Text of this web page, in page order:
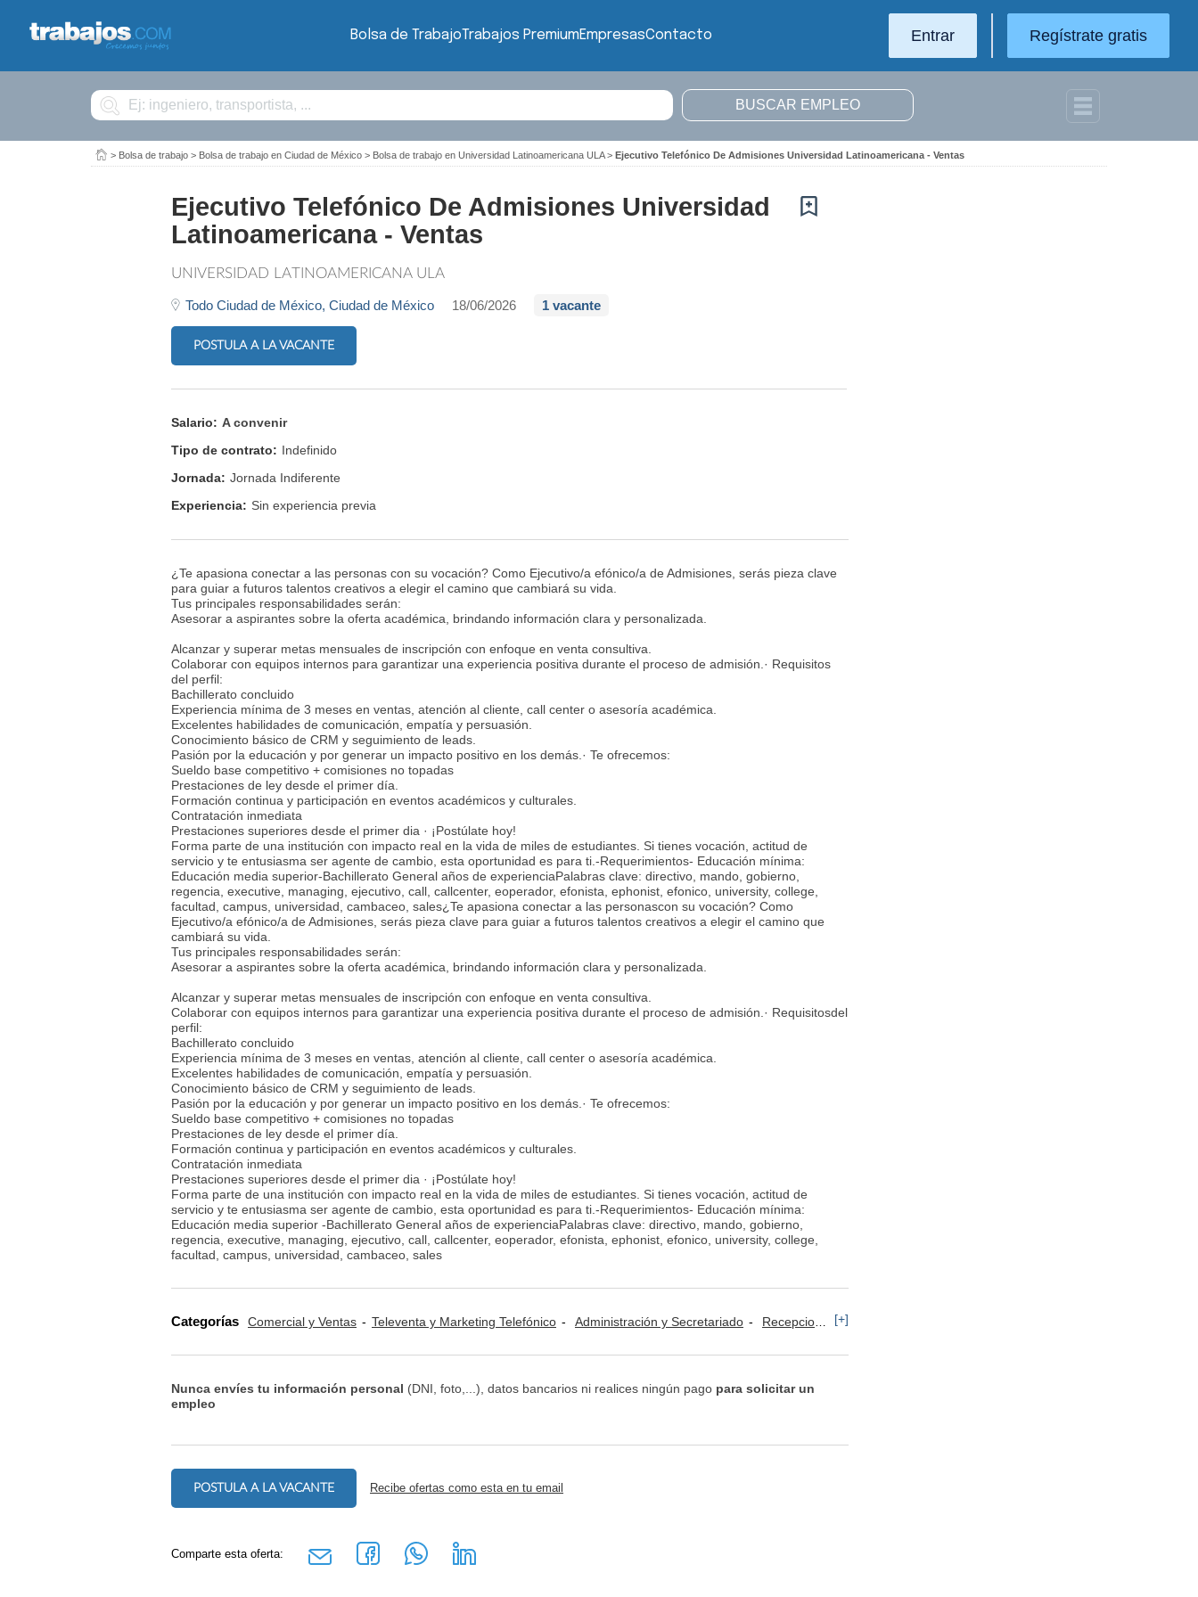
Bolsa de TrabajoTrabajos PremiumEmpresasContacto Entrar Regístrate gratis
Buscar
> Bolsa de trabajo > Bolsa de trabajo en Ciudad de México > Bolsa de trabajo en Universidad Latinoamericana ULA> Ejecutivo Telefónico De Admisiones Universidad Latinoamericana - Ventas
Ejecutivo Telefónico De Admisiones Universidad
Latinoamericana - Ventas
UNIVERSIDAD LATINOAMERICANA ULA
Todo Ciudad de México, Ciudad de México 18/06/2026 1 vacante
POSTULA A LA VACANTE
Salario: A convenir
Tipo de contrato: Indefinido
Jornada: Jornada Indiferente
Experiencia: Sin experiencia previa
¿Te apasiona conectar a las personas con su vocación? Como Ejecutivo/a efónico/a de Admisiones, serás pieza clave
para guiar a futuros talentos creativos a elegir el camino que cambiará su vida.
Tus principales responsabilidades serán:
Asesorar a aspirantes sobre la oferta académica, brindando información clara y personalizada.
Alcanzar y superar metas mensuales de inscripción con enfoque en venta consultiva.
Colaborar con equipos internos para garantizar una experiencia positiva durante el proceso de admisión.· Requisitos
del perfil:
Bachillerato concluido
Experiencia mínima de 3 meses en ventas, atención al cliente, call center o asesoría académica.
Excelentes habilidades de comunicación, empatía y persuasión.
Conocimiento básico de CRM y seguimiento de leads.
Pasión por la educación y por generar un impacto positivo en los demás.· Te ofrecemos:
Sueldo base competitivo + comisiones no topadas
Prestaciones de ley desde el primer día.
Formación continua y participación en eventos académicos y culturales.
Contratación inmediata
Prestaciones superiores desde el primer dia · ¡Postúlate hoy!
Forma parte de una institución con impacto real en la vida de miles de estudiantes. Si tienes vocación, actitud de
servicio y te entusiasma ser agente de cambio, esta oportunidad es para ti.-Requerimientos- Educación mínima:
Educación media superior-Bachillerato General años de experienciaPalabras clave: directivo, mando, gobierno,
regencia, executive, managing, ejecutivo, call, callcenter, eoperador, efonista, ephonist, efonico, university, college,
facultad, campus, universidad, cambaceo, sales¿Te apasiona conectar a las personascon su vocación? Como
Ejecutivo/a efónico/a de Admisiones, serás pieza clave para guiar a futuros talentos creativos a elegir el camino que
cambiará su vida.
Tus principales responsabilidades serán:
Asesorar a aspirantes sobre la oferta académica, brindando información clara y personalizada.
Alcanzar y superar metas mensuales de inscripción con enfoque en venta consultiva.
Colaborar con equipos internos para garantizar una experiencia positiva durante el proceso de admisión.· Requisitosdel
perfil:
Bachillerato concluido
Experiencia mínima de 3 meses en ventas, atención al cliente, call center o asesoría académica.
Excelentes habilidades de comunicación, empatía y persuasión.
Conocimiento básico de CRM y seguimiento de leads.
Pasión por la educación y por generar un impacto positivo en los demás.· Te ofrecemos:
Sueldo base competitivo + comisiones no topadas
Prestaciones de ley desde el primer día.
Formación continua y participación en eventos académicos y culturales.
Contratación inmediata
Prestaciones superiores desde el primer dia · ¡Postúlate hoy!
Forma parte de una institución con impacto real en la vida de miles de estudiantes. Si tienes vocación, actitud de
servicio y te entusiasma ser agente de cambio, esta oportunidad es para ti.-Requerimientos- Educación mínima:
Educación media superior -Bachillerato General años de experienciaPalabras clave: directivo, mando, gobierno,
regencia, executive, managing, ejecutivo, call, callcenter, eoperador, efonista, ephonist, efonico, university, college,
facultad, campus, universidad, cambaceo, sales
Categorías Comercial y Ventas Televenta y Marketing Telefónico Administración y Secretariado Recepcionista y Operador [+]
Nunca envíes tu información personal (DNI, foto,...), datos bancarios ni realices ningún pago para solicitar un
empleo
POSTULA A LA VACANTE Recibe ofertas como esta en tu email
Comparte esta oferta: